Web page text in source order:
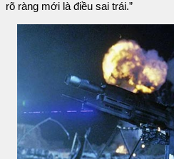
rõ ràng mới là điều sai trái.”